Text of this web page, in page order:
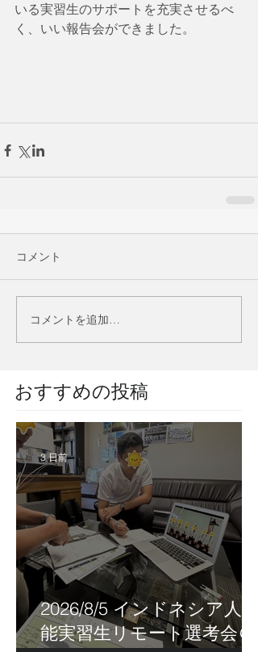
いる実習生のサポートを充実させるべ
く、いい報告会ができました。
コメント
コメントを追加…
​おすすめの投稿
2026/8/5 インドネシア人技
能実習生リモート選考会＠
3 日前